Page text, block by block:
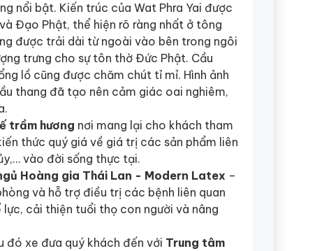
nổi bật. Kiến trúc của Wat Phra Yai được
Đạo Phật, thể hiện rõ ràng nhất ở tông
được trải dài từ ngoài vào bên trong ngôi
trưng cho sự tôn thờ Đức Phật. Cầu
lồ cũng được chăm chút tỉ mỉ. Hình ảnh
thang đã tạo nên cảm giác oai nghiêm,
trầm hương nơi mang lại cho khách tham
thức quý giá về giá trị các sản phẩm liên
vào đời sống thực tại.
Hoàng gia Thái Lan - Modern Latex –
và hỗ trợ điều trị các bệnh liên quan
cải thiện tuổi thọ con người và nâng
đó xe đưa quý khách đến với Trung tâm